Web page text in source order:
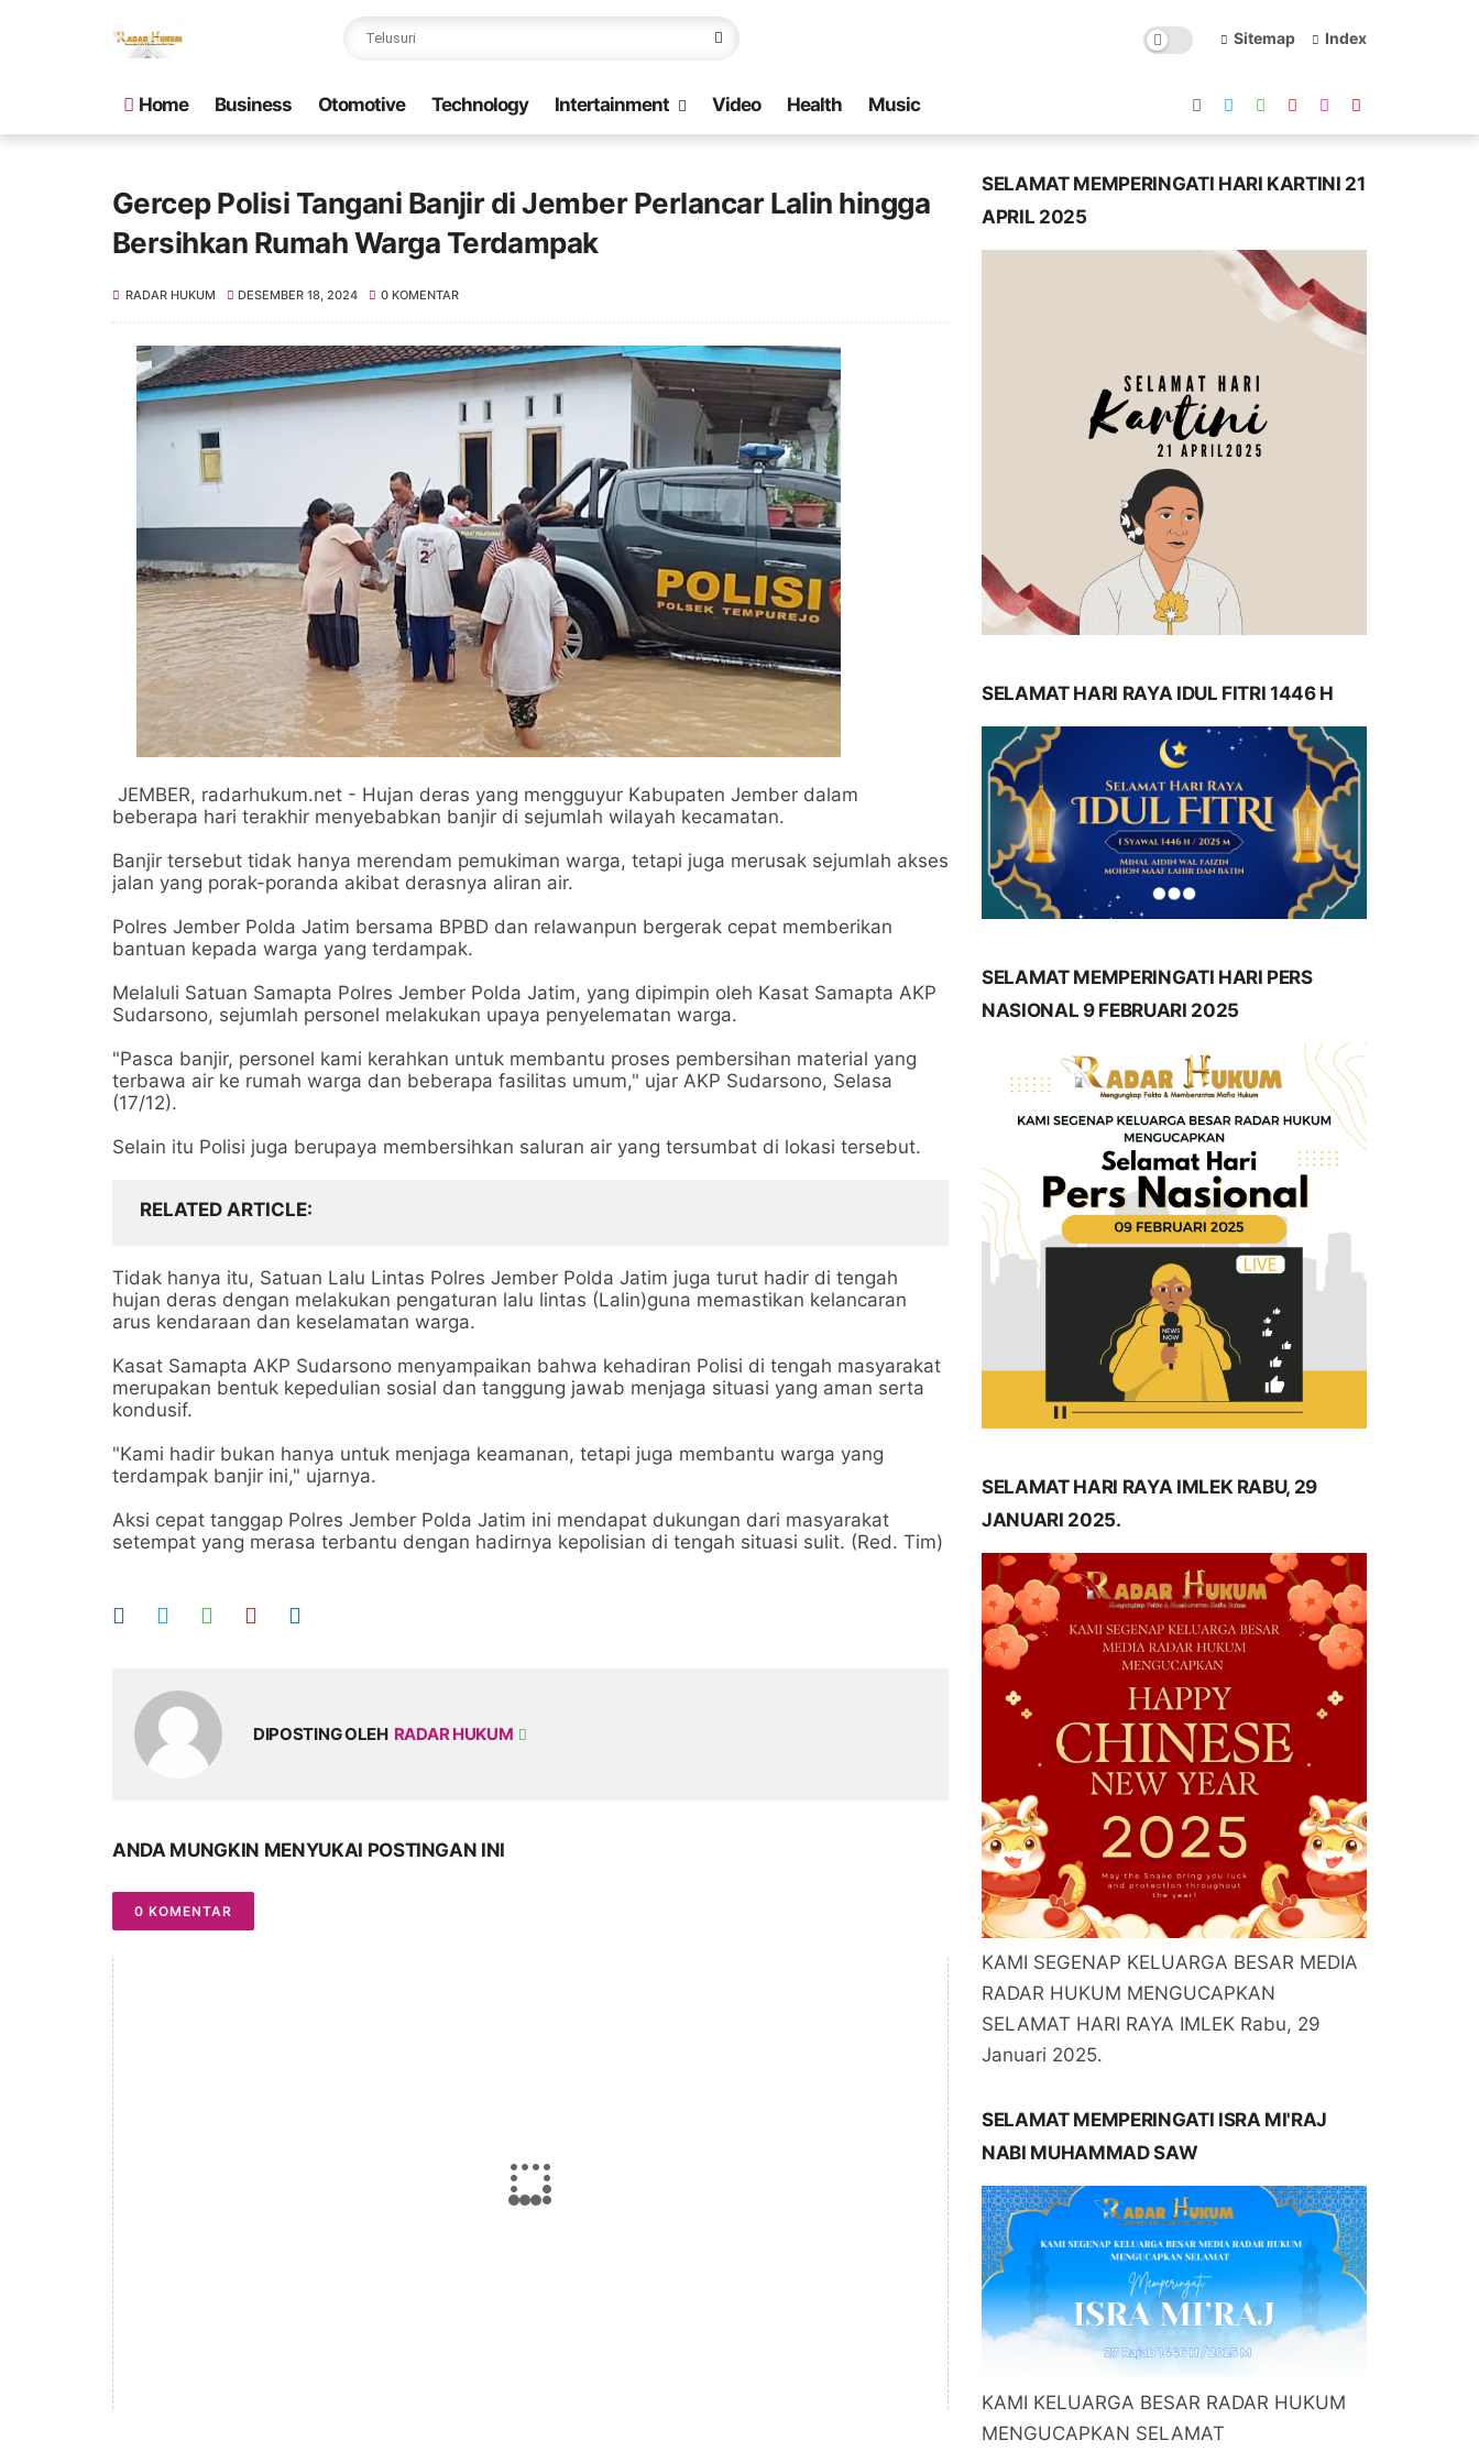
Sitemap Index
Home Business Otomotive Technology Intertainment Video Health Music
Gercep Polisi Tangani Banjir di Jember Perlancar Lalin hingga
Bersihkan Rumah Warga Terdampak
RADAR HUKUM DESEMBER 18, 2024 0 KOMENTAR
JEMBER, radarhukum.net - Hujan deras yang mengguyur Kabupaten Jember dalam
beberapa hari terakhir menyebabkan banjir di sejumlah wilayah kecamatan.
Banjir tersebut tidak hanya merendam pemukiman warga, tetapi juga merusak sejumlah akses
jalan yang porak-poranda akibat derasnya aliran air.
Polres Jember Polda Jatim bersama BPBD dan relawanpun bergerak cepat memberikan
bantuan kepada warga yang terdampak.
Melaluli Satuan Samapta Polres Jember Polda Jatim, yang dipimpin oleh Kasat Samapta AKP
Sudarsono, sejumlah personel melakukan upaya penyelematan warga.
"Pasca banjir, personel kami kerahkan untuk membantu proses pembersihan material yang
terbawa air ke rumah warga dan beberapa fasilitas umum," ujar AKP Sudarsono, Selasa
(17/12).
Selain itu Polisi juga berupaya membersihkan saluran air yang tersumbat di lokasi tersebut.
RELATED ARTICLE
Tidak hanya itu, Satuan Lalu Lintas Polres Jember Polda Jatim juga turut hadir di tengah
hujan deras dengan melakukan pengaturan lalu lintas (Lalin)guna memastikan kelancaran
arus kendaraan dan keselamatan warga.
Kasat Samapta AKP Sudarsono menyampaikan bahwa kehadiran Polisi di tengah masyarakat
merupakan bentuk kepedulian sosial dan tanggung jawab menjaga situasi yang aman serta
kondusif.
"Kami hadir bukan hanya untuk menjaga keamanan, tetapi juga membantu warga yang
terdampak banjir ini," ujarnya.
Aksi cepat tanggap Polres Jember Polda Jatim ini mendapat dukungan dari masyarakat
setempat yang merasa terbantu dengan hadirnya kepolisian di tengah situasi sulit. (Red. Tim)
DIPOSTING OLEH RADAR HUKUM
ANDA MUNGKIN MENYUKAI POSTINGAN INI
0 KOMENTAR
SELAMAT MEMPERINGATI HARI KARTINI 21
APRIL 2025
SELAMAT HARI RAYA IDUL FITRI 1446 H
SELAMAT MEMPERINGATI HARI PERS
NASIONAL 9 FEBRUARI 2025
SELAMAT HARI RAYA IMLEK RABU, 29
JANUARI 2025.
KAMI SEGENAP KELUARGA BESAR MEDIA
RADAR HUKUM MENGUCAPKAN
SELAMAT HARI RAYA IMLEK Rabu, 29
Januari 2025.
SELAMAT MEMPERINGATI ISRA MI'RAJ
NABI MUHAMMAD SAW
KAMI KELUARGA BESAR RADAR HUKUM
MENGUCAPKAN SELAMAT